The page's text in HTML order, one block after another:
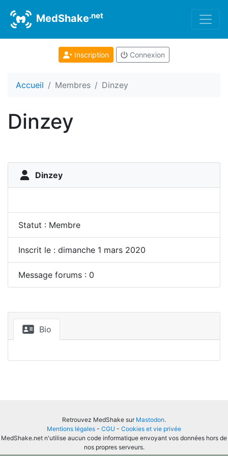
MedShake.net
Inscription Connexion
Accueil Membres Dinzey
Dinzey
Dinzey
Statut : Membre
Inscrit le : dimanche 1 mars 2020
Message forums : 0
Bio
Retrouvez MedShake sur Mastodon.
Mentions légales - CGU - Cookies et vie privée
MedShake.net n'utilise aucun code informatique envoyant vos données hors de
nos propres serveurs.